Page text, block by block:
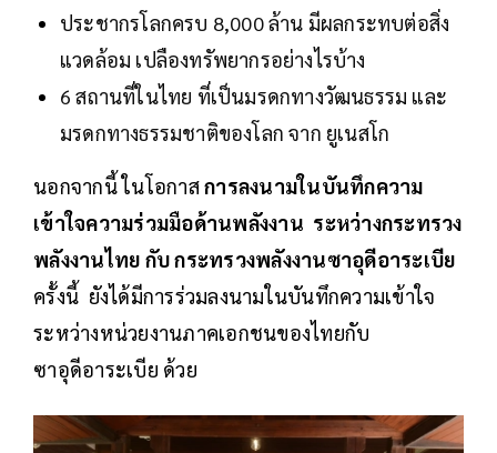
ประชากรโลกครบ 8,000 ล้าน มีผลกระทบต่อสิ่ง
แวดล้อม เปลืองทรัพยากรอย่างไรบ้าง
6 สถานที่ในไทย ที่เป็นมรดกทางวัฒนธรรม และ
มรดกทางธรรมชาติของโลก จาก ยูเนสโก
นอกจากนี้ ในโอกาสการลงนามในบันทึกความ
เข้าใจความร่วมมือด้านพลังงาน ระหว่างกระทรวง
พลังงานไทย กับ กระทรวงพลังงานซาอุดีอาระเบีย
ครั้งนี้ ยังได้มีการร่วมลงนามในบันทึกความเข้าใจ
ระหว่างหน่วยงานภาคเอกชนของไทยกับ
ซาอุดีอาระเบีย ด้วย